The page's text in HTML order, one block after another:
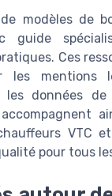
modèles de
guide
Ces
les mentions
les données
VTC
pour tous